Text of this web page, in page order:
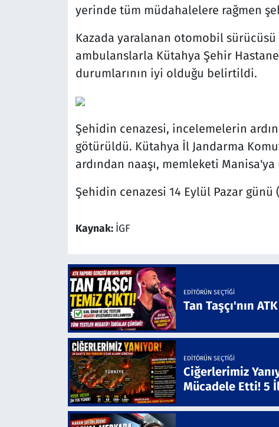
yerinde tüm müdahalelere rağmen
Kazada yaralanan otomobil
ambulanslarla Kütahya Şehir
durumlarının iyi olduğu belirtildi.
Şehidin cenazesi, incelemelerin
götürüldü. Kütahya İl Jandarma
ardından naaşı, memleketi Manisa'ya
Şehidin cenazesi 14 Eylül Pazar
Kaynak: İGF
EDITÖRÜN SEÇTIĞI
Tan Taşçı'nın
EDITÖRÜN SEÇTIĞI
Ciğerlerimiz
Mücadele Etti! 5